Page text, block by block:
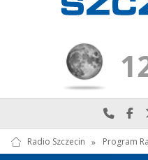
Radio Szczecin » Program